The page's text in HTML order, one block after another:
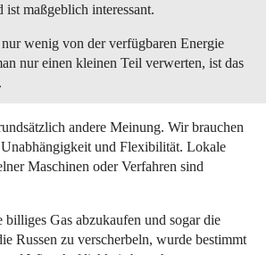
maßgeblich interessant.
wenig von der verfügbaren Energie
nur einen kleinen Teil verwerten, ist das
andere Meinung. Wir brauchen
und Flexibilität. Lokale
Maschinen oder Verfahren sind
billiges Gas abzukaufen und sogar die
Russen zu verscherbeln, wurde bestimmt